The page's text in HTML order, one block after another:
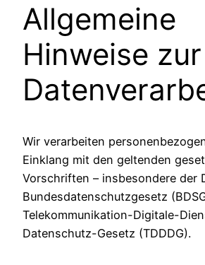
Allgemeine
Hinweise zur
Wir verarbeiten
Einklang mit den geltenden
Vorschriften – insbesondere der
Bundesdatenschutzgesetz
Telekommunikation-Digitale-
Datenschutz-Gesetz (TDDDG).